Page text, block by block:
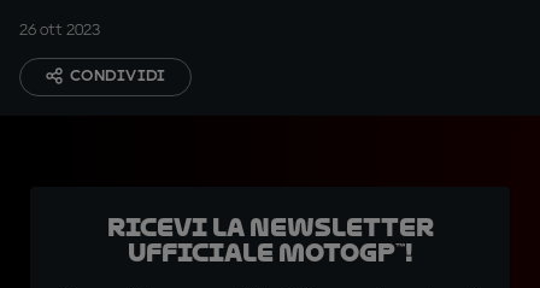
26 ott 2023
CONDIVIDI
Ricevi la newsletter
ufficiale MotoGP™!